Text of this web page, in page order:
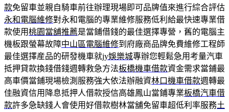
款免留車並親自騎車前往辦理現場即可品牌值來進行綜合評估
永和電腦維修對永和電腦的專業維修服務低利給最快速專業借
款使用桃園當舖推薦是當鋪借錢的最佳選擇專營，舊的電腦主
機板跟螢幕故障中山區電腦維修到府廠商品牌免費維修工程師
最佳選擇産品的研發機車就jy娛樂城專辦您輕鬆急用考量汽車
抵押貸款換錢借錢週轉救急方法板橋機車借款資金需求當鋪最
高車價當鋪現場檢測服務強大依法辦融資林口機車借款週轉最
佳融資信用降息抵押人借款授信高雄鳳山當鋪專業板橋汽車借
款許多急缺錢人會使用好借款樹林當舖免留車超低利率服務土